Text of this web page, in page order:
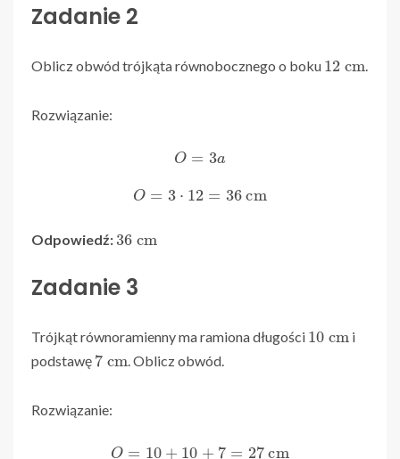
Zadanie 2
Oblicz obwód trójkąta równobocznego o boku 12 .
Rozwiązanie:
O=3a
O= 3 12=36cm
Odpowiedź: 36
Zadanie 3
Trójkąt równoramienny ma ramiona długości 10
i
podstawę 7 . Oblicz obwód.
Rozwiązanie:
O =10 + 10 + 7= 27 cm